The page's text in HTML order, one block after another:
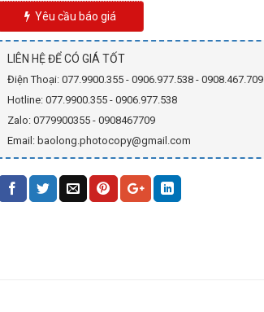
Yêu cầu báo giá
LIÊN HỆ ĐỂ CÓ GIÁ TỐT
Điện Thoại: 077.9900.355 - 0906.977.538 - 0908.467.709
Hotline: 077.9900.355 - 0906.977.538
Zalo: 0779900355 - 0908467709
Email: baolong.photocopy@gmail.com